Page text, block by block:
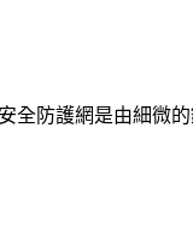
防護網是由細微